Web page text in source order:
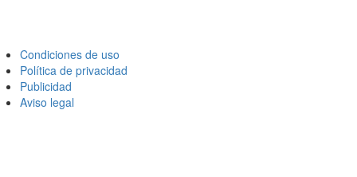
Condiciones de uso
Política de privacidad
Publicidad
Aviso legal